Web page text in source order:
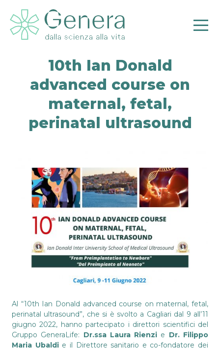
10th Ian Donald
advanced course on
maternal, fetal,
perinatal ultrasound
Al “10th Ian Donald advanced course on maternal, fetal,
perinatal ultrasound”, che si è svolto a Cagliari dal 9 all’11
giugno 2022, hanno partecipato i direttori scientifici del
Gruppo GeneraLife: Dr.ssa Laura Rienzi e Dr. Filippo
Maria Ubaldie il Direttore sanitario e co-fondatore dei